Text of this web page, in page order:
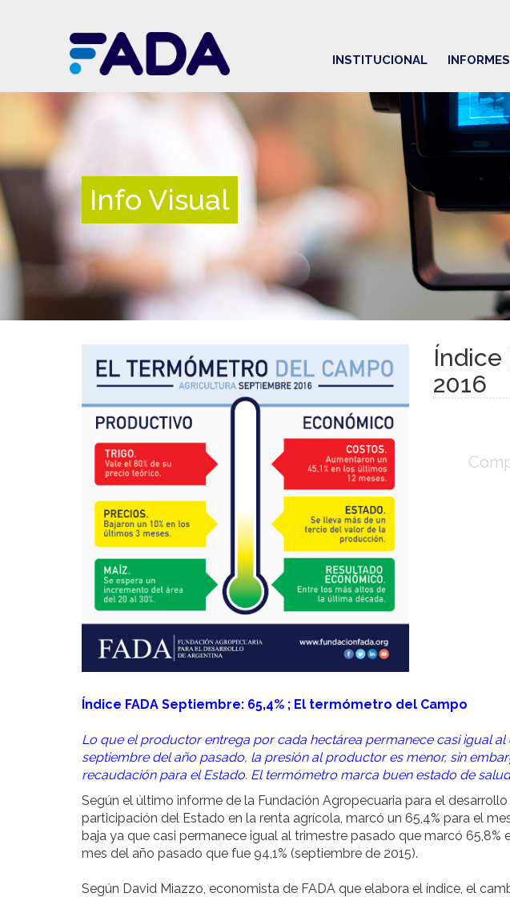
INSTITUCIONAL INFORMES
Info Visual
Índice
2016
Índice FADA Septiembre: 65,4% ; El termómetro del Campo
Lo que el productor entrega por cada hectárea permanece casi igual
septiembre del año pasado, la presión al productor es menor, sin
recaudación para el Estado. El termómetro marca buen estado de
Según el último informe de la Fundación Agropecuaria para el
participación del Estado en la renta agrícola, marcó un 65,4% para el
baja ya que casi permanece igual al trimestre pasado que marcó 65,8%
mes del año pasado que fue 94,1% (septiembre de 2015).
Según David Miazzo, economista de FADA que elabora el índice, el